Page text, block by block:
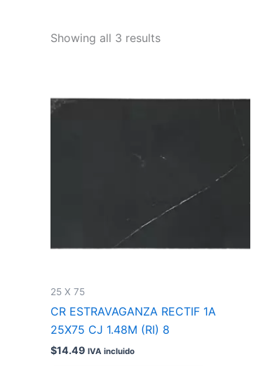
Showing all 3 results
25 X 75
CR ESTRAVAGANZA RECTIF 1A
25X75 CJ 1.48M (RI) 8
$14.49 IVA incluido